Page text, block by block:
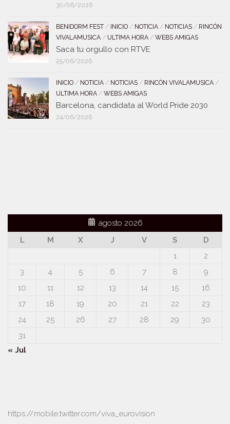
30/06/2026
BENIDORM FEST / INICIO / NOTICIA / NOTICIAS / RINCÓN
VIVALAMUSICA / ULTIMA HORA / WEBS AMIGAS
Saca tu orgullo con RTVE
25/06/2026
INICIO / NOTICIA / NOTICIAS / RINCÓN VIVALAMUSICA /
ULTIMA HORA / WEBS AMIGAS
Barcelona, candidata al World Pride 2030
24/06/2026
agosto 2026
L
M X J V S
D
1
2
3
4 5 6 7 8
9
10
11 12 13 14 15
16
17
18 19 20 21 22
23
24
25 26 27 28 29
30
31
« Jul
https://mobile.twitter.com/viva_eurovision